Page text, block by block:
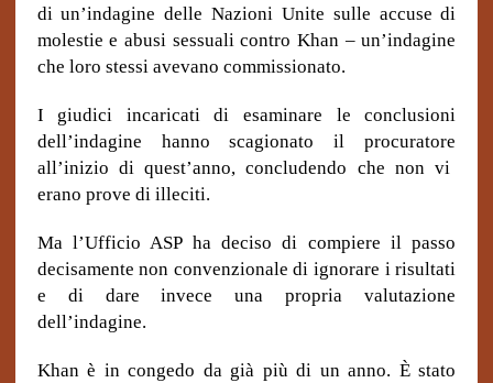
di un’indagine delle Nazioni Unite sulle accuse di
molestie e abusi sessuali contro Khan – un’indagine
che loro stessi avevano commissionato.
I giudici incaricati di esaminare le conclusioni
dell’indagine hanno scagionato ilprocuratore
all’inizio di quest’anno, concludendo che non vi
erano prove di illeciti.
Ma l’Ufficio ASP ha deciso di compiere il passo
decisamente non convenzionale di ignorare i risultati
e di dare invece una propria valutazione
dell’indagine.
Khan è incongedo da già più di un anno. È stato